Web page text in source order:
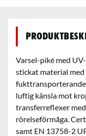
Varsel-piké med
stickat material
fukttransporterande
luftig känsla mot
transferreflexer
rörelseförmåga.
samt EN 13758-2